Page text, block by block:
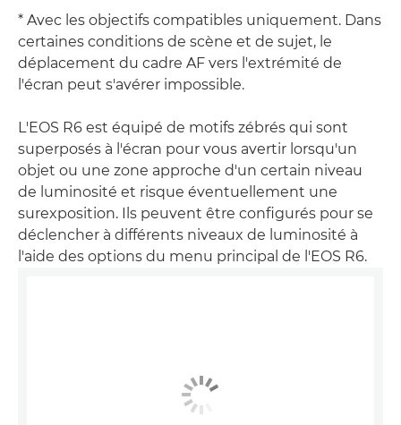
* Avec les objectifs compatibles uniquement. Dans
certaines conditions de scène et de sujet, le
déplacement du cadre AF vers l'extrémité de
l'écran peut s'avérer impossible.
L'EOS R6 est équipé de motifs zébrés qui sont
superposés à l'écran pour vous avertir lorsqu'un
objet ou une zone approche d'un certain niveau
de luminosité et risque éventuellement une
surexposition. Ils peuvent être configurés pour se
déclencher à différents niveaux de luminosité à
l'aide des options du menu principal de l'EOS R6.